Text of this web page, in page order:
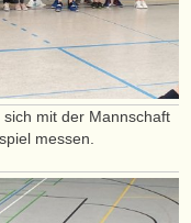
mit der Mannschaft
messen.